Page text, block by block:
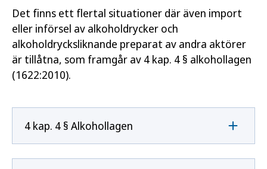
Det finns ett flertal situationer där även import
eller införsel av alkoholdrycker och
alkoholdrycksliknande preparat av andra aktörer
är tillåtna, som framgår av 4 kap. 4 § alkohollagen
(1622:2010).
4 kap. 4 § Alkohollagen